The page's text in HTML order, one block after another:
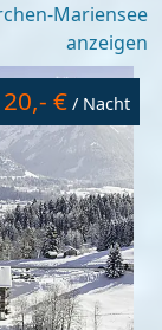
Mariensee
anzeigen
€ / Nacht